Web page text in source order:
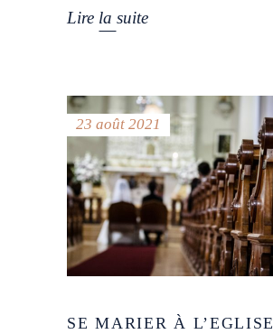
Lire la suite
23 août 2021
SE MARIER À L’EGLISE